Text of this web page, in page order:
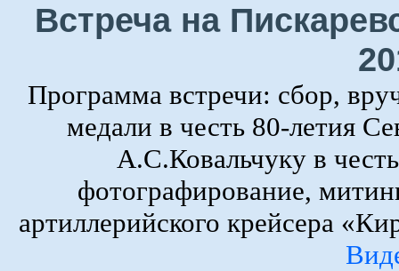
Встреча на
Программа встречи: сбор,
медали в честь 80-летия
А.С.Ковальчуку в
фотографирование,
артиллерийского крейсера